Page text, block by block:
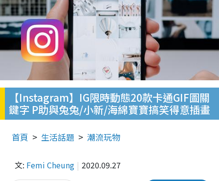
【Instagram】IG限時動態20款卡通GIF圖關
鍵字 P助與兔兔/小新/海綿寶寶搞笑得意插畫
首頁 生活話題 潮流玩物
文: Femi Cheung 2020.09.27